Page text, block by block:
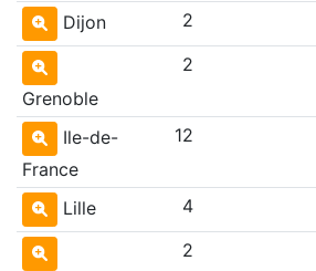
Dijon 2
Grenoble
2
Ile-de-
France
12
Lille 4
2